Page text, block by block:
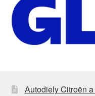
Autodiely Citroën